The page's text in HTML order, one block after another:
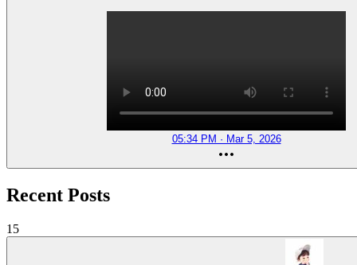
05:34 PM · Mar 5, 2026
Recent Posts
15